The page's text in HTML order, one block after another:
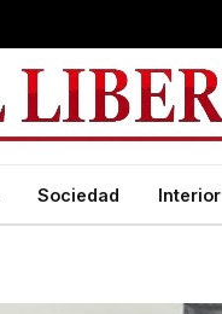
Sociedad Interior